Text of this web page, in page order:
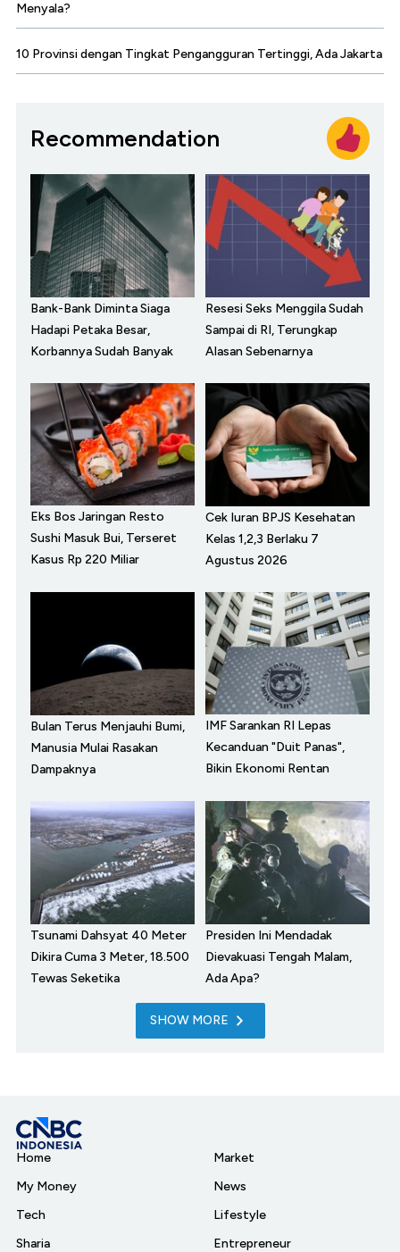
Menyala?
10 Provinsi dengan Tingkat Pengangguran Tertinggi, Ada Jakarta
Recommendation
Bank-Bank Diminta Siaga
Hadapi Petaka Besar,
Korbannya Sudah Banyak
Resesi Seks Menggila Sudah
Sampai di RI, Terungkap
Alasan Sebenarnya
Eks Bos Jaringan Resto
Sushi Masuk Bui, Terseret
Kasus Rp 220 Miliar
Cek Iuran BPJS Kesehatan
Kelas 1,2,3 Berlaku 7
Agustus 2026
Bulan Terus Menjauhi Bumi,
Manusia Mulai Rasakan
Dampaknya
IMF Sarankan RI Lepas
Kecanduan "Duit Panas",
Bikin Ekonomi Rentan
Tsunami Dahsyat 40 Meter
Dikira Cuma 3 Meter, 18.500
Tewas Seketika
Presiden Ini Mendadak
Dievakuasi Tengah Malam,
Ada Apa?
SHOW MORE
Home
My Money
Tech
Sharia
Market
News
Lifestyle
Entrepreneur